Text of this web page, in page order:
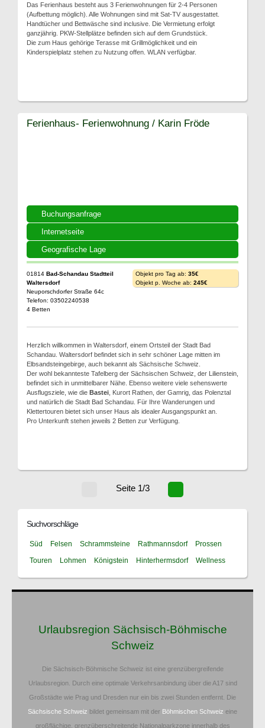
Das Ferienhaus besteht aus 3 Ferienwohnungen für 2-4 Personen
(Aufbettung möglich). Alle Wohnungen sind mit Sat-TV ausgestattet.
Handtücher und Bettwäsche sind inclusive. Die Vermietung erfolgt
ganzjährig. PKW-Stellplätze befinden sich auf dem Grundstück.
Die zum Haus gehörige Terasse mit Grillmöglichkeit und ein
Kinderspielplatz stehen zu Nutzung offen. WLAN verfügbar.
Buchungsanfrage
Internetseite
Geografische Lage
Ferienhaus- Ferienwohnung / Karin Fröde
01814 Bad-Schandau Stadtteil
Waltersdorf
Neuporschdorfer Straße 64c
Telefon: 03502240538
4 Betten
Objekt pro Tag ab: 35€
Objekt p. Woche ab: 245€
Herzlich willkommen in Waltersdorf, einem Ortsteil der Stadt Bad
Schandau. Waltersdorf befindet sich in sehr schöner Lage mitten im
Elbsandsteingebirge, auch bekannt als Sächsische Schweiz.
Der wohl bekannteste Tafelberg der Sächsischen Schweiz, der Lilienstein,
befindet sich in unmittelbarer Nähe. Ebenso weitere viele sehenswerte
Ausflugsziele, wie die Bastei , Kurort Rathen, der Gamrig, das Polenztal
und natürlich die Stadt Bad Schandau. Für Ihre Wanderungen und
Klettertouren bietet sich unser Haus als idealer Ausgangspunkt an.
Pro Unterkunft stehen jeweils 2 Betten zur Verfügung.
Seite 1/3
Suchvorschläge
Süd Felsen Schrammsteine Rathmannsdorf
Prossen
Touren
Lohmen Königstein Hinterhermsdorf Wellness
Urlaubsregion Sächsisch-Böhmische
Schweiz
Die Sächsisch-Böhmische Schweiz ist eine grenzübergreifende
Urlaubsregion. Durch eine optimale Verkehrsanbindung über die A17 sind
Großstädte wie Prag und Dresden nur ein bis zwei Stunden entfernt. Die
Sächsische Schweiz bildet gemeinsam mit der Böhmischen Schweiz eine
großflächige, grenzüberschreitende Nationalparkzone innerhalb des